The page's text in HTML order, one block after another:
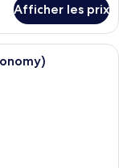
Afficher les prix
d’hôtel avec un